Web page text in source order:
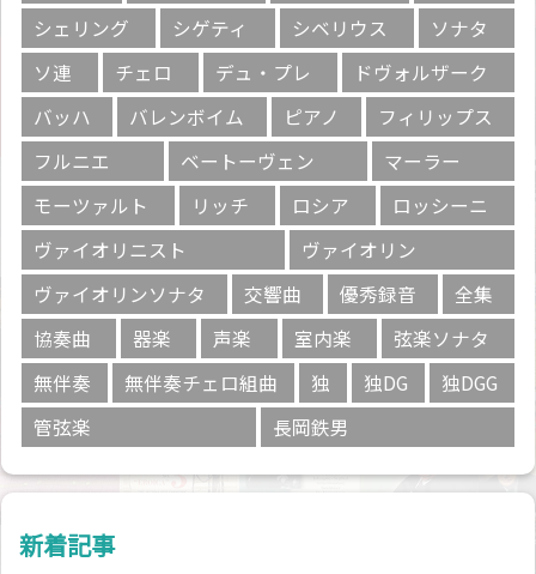
シェリング
シゲティ シベリウス
ソナタ
ソ連
チェロ デュ・プレ
ドヴォルザーク
バッハ
バレンボイム ピアノ
フィリップス
フルニエ
ベートーヴェン
マーラー
モーツァルト
リッチ ロシア
ロッシーニ
ヴァイオリニスト
ヴァイオリン
ヴァイオリンソナタ
交響曲 優秀録音
全集
協奏曲
器楽 声楽 室内楽
弦楽ソナタ
無伴奏
無伴奏チェロ組曲 独 独DG
独DGG
管弦楽
長岡鉄男
新着記事